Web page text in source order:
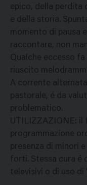
epico, della perdita
e della storia.
momento di pausa
raccontare, non
Qualche eccesso
riuscito
A corrente
pastorale, é da
problematico.
UTILIZZAZIONE: il
programmazione
presenza di minori
forti. Stessa cura é
televisivi o di uso di